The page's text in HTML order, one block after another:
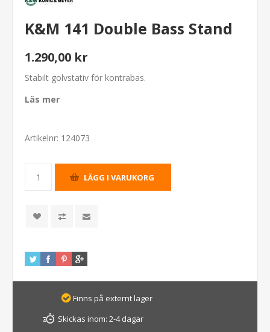
K&M 141 Double Bass Stand
1.290,00 kr
Stabilt golvstativ för kontrabas.
Läs mer
Artikelnr: 124073
Finns på externt lager
Skickas inom: 2-4 dagar